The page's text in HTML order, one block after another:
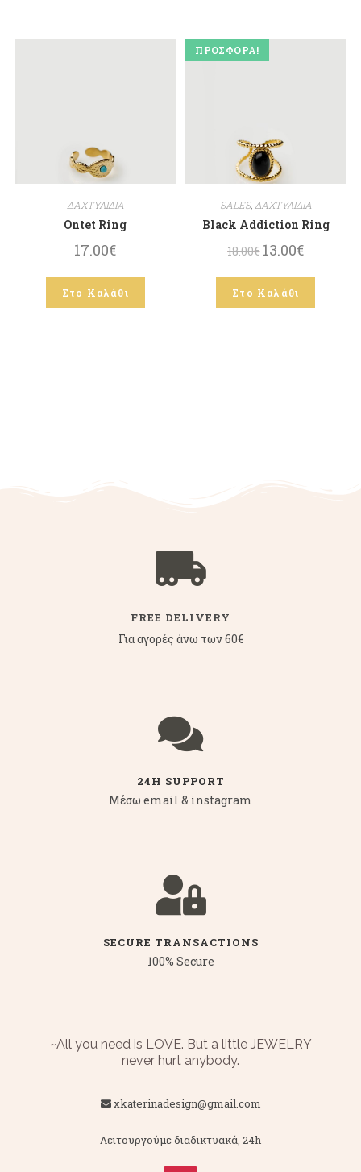
ΔΑΧΤΥΛΙΔΙΑ
Ontet Ring
17.00€
Στο Καλάθι
ΠΡΟΣΦΟΡΆ!
SALES,ΔΑΧΤΥΛΙΔΙΑ
Black Addiction Ring
18.00€ 13.00€
Στο Καλάθι
FREE DELIVERY
Για αγορές άνω των 60€
24H SUPPORT
Μέσω email & instagram
SECURE TRANSACTIONS
100% Secure
~All you need is LOVE. But a little JEWELRY
never hurt anybody.
xkaterinadesign@gmail.com
Λειτουργούμε διαδικτυακά, 24h